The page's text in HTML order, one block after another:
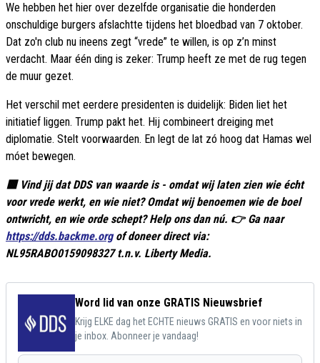
We hebben het hier over dezelfde organisatie die honderden
onschuldige burgers afslachtte tijdens het bloedbad van 7 oktober.
Dat zo'n club nu ineens zegt “vrede” te willen, is op z’n minst
verdacht. Maar één ding is zeker: Trump heeft ze met de rug tegen
de muur gezet.
Het verschil met eerdere presidenten is duidelijk: Biden liet het
initiatief liggen. Trump pakt het. Hij combineert dreiging met
diplomatie. Stelt voorwaarden. En legt de lat zó hoog dat Hamas wel
móet bewegen.
🟥 Vind jij dat DDS van waarde is - omdat wij laten zien wie écht
voor vrede werkt, en wie niet? Omdat wij benoemen wie de boel
ontwricht, en wie orde schept? Help ons dan nú. 👉 Ga naar
https://dds.backme.orgof doneer direct via:
NL95RABO0159098327 t.n.v. Liberty Media.
Word lid van onze GRATIS Nieuwsbrief
Krijg ELKE dag het ECHTE nieuws GRATIS en voor niets in
je inbox. Abonneer je vandaag!